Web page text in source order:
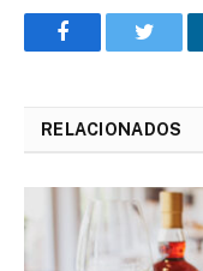
Facebook
RELACIONADOS